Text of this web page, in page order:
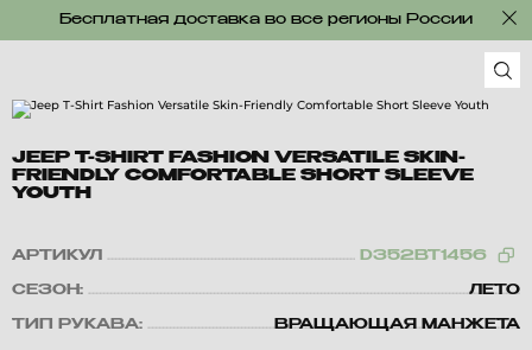
Бесплатная доставка во все регионы России
JEEP T-SHIRT FASHION VERSATILE SKIN-
FRIENDLY COMFORTABLE SHORT SLEEVE
YOUTH
АРТИКУЛ D352BT1456
СЕЗОН: ЛЕТО
ТИП РУКАВА: ВРАЩАЮЩАЯ МАНЖЕТА